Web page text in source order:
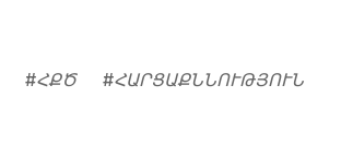
#ՀՔԾ #ՀԱՐՑԱՔՆՆՈՒԹՅՈՒՆ